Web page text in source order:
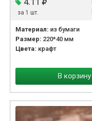
за 1 шт.
Материал: из бумаги
Размер: 220*40 мм
Цвета: крафт
В корзину